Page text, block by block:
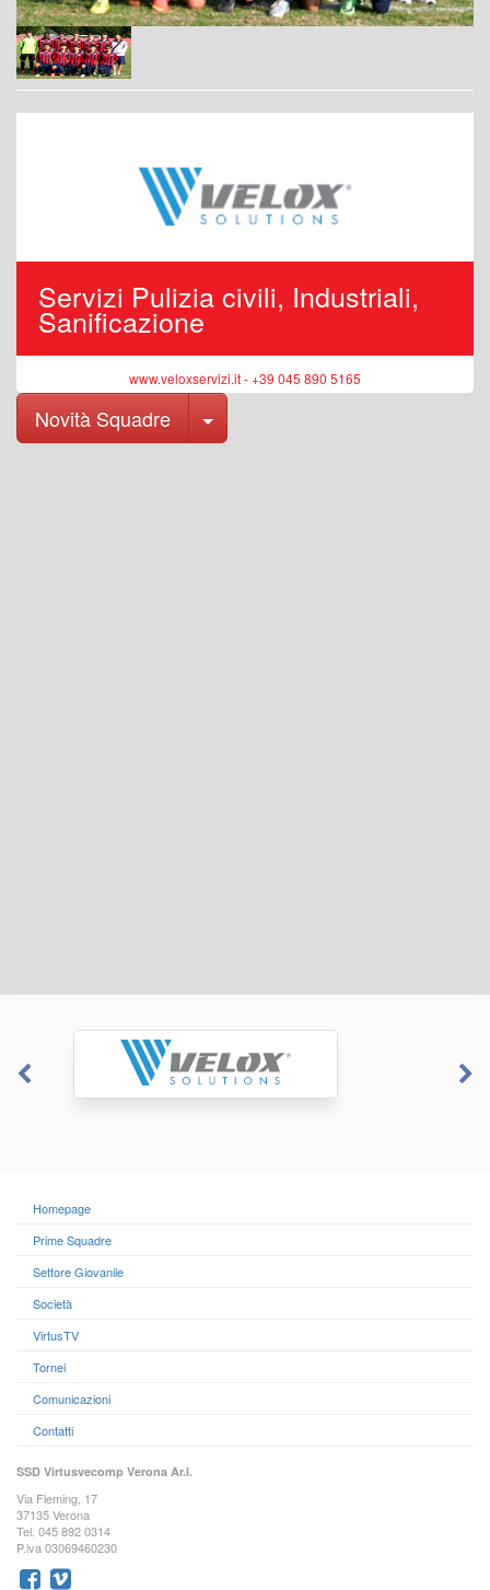
Servizi Pulizia civili, Industriali,
Sanificazione
www.veloxservizi.it - +39 045 890 5165
Novità Squadre Toggle Dropdown
Homepage
Prime Squadre
Settore Giovanile
Società
VirtusTV
Tornei
Comunicazioni
Contatti
SSD Virtusvecomp Verona Ar.l.
Via Fleming, 17
37135 Verona
Tel. 045 892 0314
P.iva 03069460230